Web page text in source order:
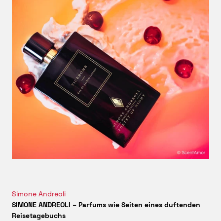
, die nicht aufdringlich, sondern fein
komponiert sind – mit emotionaler Tiefe und stilistischer
Simone Andreoli selbst beschreibtFICO NEROals einen Duft
seiner Kindheit – geboren aus der Erinnerung an die
süßesten Feigen Sardiniens, gewachsen unter der Sonne
einer Insel, auf der jede Brise nach Natur, Geschichte und
Zeit schmeckt. Es ist dieser authentische Ursprung, der
den Duft so glaubwürdig macht. Kein künstlicher
Feigenakkord, sondern ein echtes Abbild dessen, was
Feige in der Natur bedeutet:Opulenz, Ruhe, Fülle und
Duft gewordene italienische Eleganz
FICO NEROvon seiner Herkunft: Der
Flakon zeigt sich in tiefem Meeresblau mit goldenen
mit Charakter, Charme und Seele.
Entdecke FICO NERO jetzt bei scent amor – ein
Simone Andreoli
SIMONE ANDREOLI – Parfums wie Seiten eines duftenden
Reisetagebuchs